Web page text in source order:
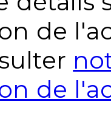
de
de